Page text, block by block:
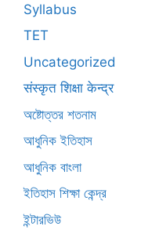
Syllabus
TET
Uncategorized
संस्कृत शिक्षा केन्द्र
অষ্টোত্তর শতনাম
আধুনিক ইতিহাস
আধুনিক বাংলা
ইতিহাস শিক্ষা কেন্দ্র
ইন্টারভিউ